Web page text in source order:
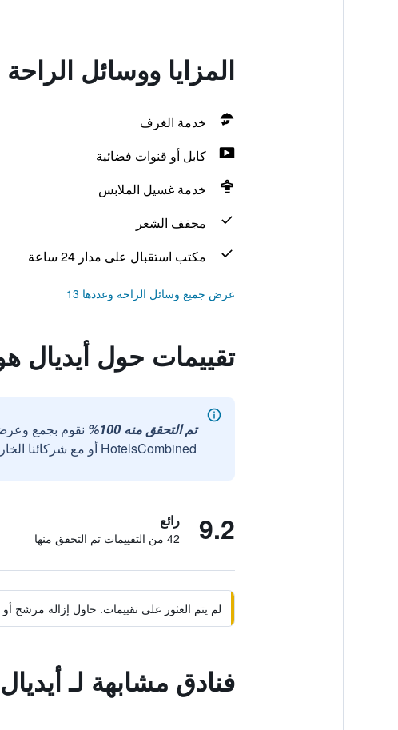
المزايا ووسائل
خدمة الغرف
كابل أو قنوات فضائية
خدمة غسيل الملابس
مجفف الشعر
مكتب استقبال على مدار 24 ساعة
عرض جميع وسائل الراحة وعددها 13
تقييمات حول أيديال
تم التحقق منه 100%
نقوم بجمع
HotelsCombined أو مع شركائنا الخارجيين الموثوقين.
9.2 رائع
42 من التقييمات تم التحقق منها
لم يتم العثور على تقييمات. حاول إزالة
فنادق مشابهة لـ